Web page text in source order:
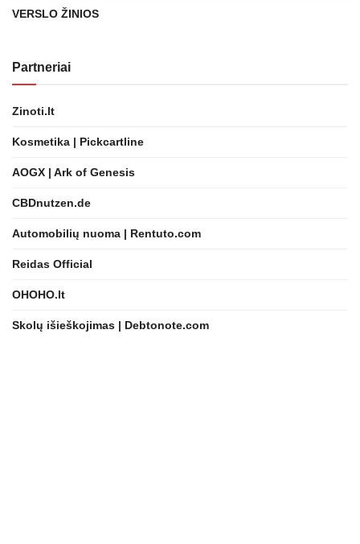
VERSLO ŽINIOS
Partneriai
Zinoti.lt
Kosmetika | Pickcartline
AOGX | Ark of Genesis
CBDnutzen.de
Automobilių nuoma | Rentuto.com
Reidas Official
OHOHO.lt
Skolų išieškojimas | Debtonote.com